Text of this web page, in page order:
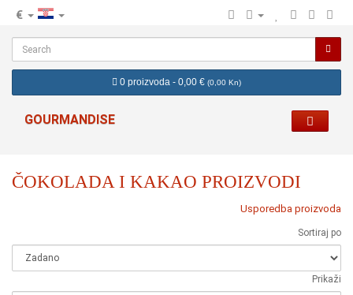
€ hr
0 proizvoda - 0,00 € (0,00 Kn)
GOURMANDISE
ČOKOLADA I KAKAO PROIZVODI
Usporedba proizvoda
Sortiraj po
Prikaži